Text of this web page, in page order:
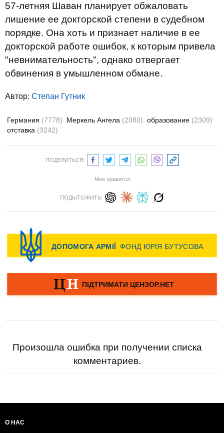
57-летняя Шаван планирует обжаловать
лишение ее докторской степени в судебном
порядке. Она хоть и признает наличие в ее
докторской работе ошибок, к которым привела
"невнимательность", однако отвергает
обвинения в умышленном обмане.
Автор: Степан Гутник
Германия (7778) Меркель Ангела (2080) образование (2309)
отставка (3242)
ПОДЕЛИТЬСЯ:
Мне нравится
ПОДЫТОЖИТЬ:
Произошла ошибка при получении списка
комментариев.
О НАС